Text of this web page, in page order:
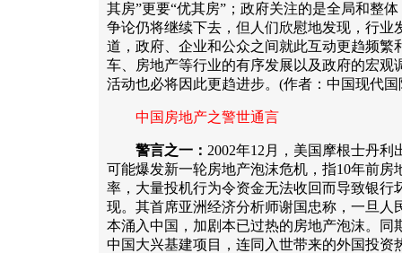
其房”更要“优其房”；政府关注的是全局和整
争论仍将继续下去，但人们欣慰地发现，行业
道，政府、企业和公众之间就此互动更趋频繁
车、房地产等行业的有序发展以及政府的宏观
活动也必将因此更趋进步。(作者：中国现代
中国房地产之警世通言
警言之一： 2002年12月，美国摩根士丹
可能爆发新一轮房地产泡沫危机，指10年前房
率，大量投机行为令资金无法收回而导致银行
现。其首席亚洲经济分析师谢国忠称，一旦人
本涌入中国，加剧本已过热的房地产泡沫。同
中国大兴基建项目，连同入世带来的外国投资